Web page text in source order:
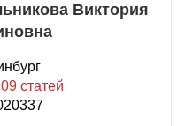
Виктория
статей